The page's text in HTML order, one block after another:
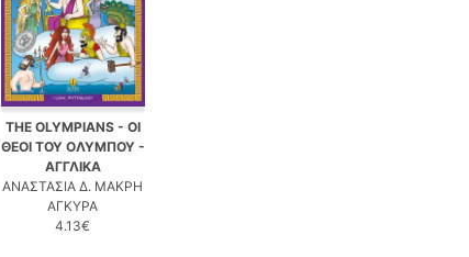
THE OLYMPIANS - ΟΙ
ΘΕΟΙ ΤΟΥ ΟΛΥΜΠΟΥ -
ΑΓΓΛΙΚΑ
ΑΝΑΣΤΑΣΙΑ Δ. ΜΑΚΡΗ
ΑΓΚΥΡΑ
4.13€